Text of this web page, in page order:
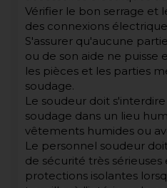
Vérifier le bon serrage et
des connexions
S'assurer qu'aucune
ou de son aide ne puisse
les pièces et les parties
soudage.
Le soudeur doit
soudage dans un lieu
vêtements humides ou
Le personnel soudeur
de sécurité très sérieuses
protections isolantes